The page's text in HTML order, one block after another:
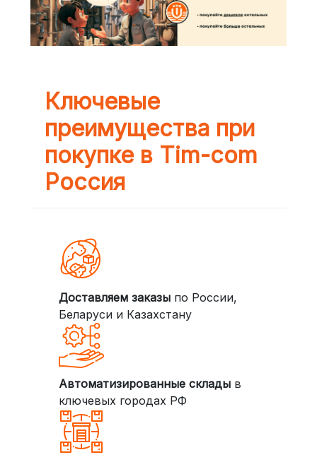
Ключевые
преимущества при
покупке в Tim-com
Россия
Доставляем заказыпо России,
Беларуси и Казахстану
Автоматизированные складыв
ключевых городах РФ